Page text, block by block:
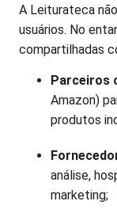
A Leiturateca
usuários. No
compartilhadas
Parceiros
Amazon)
produtos
análise,
marketing;